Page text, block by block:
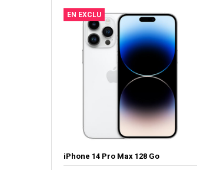
EN EXCLU
iPhone 14 Pro Max 128 Go